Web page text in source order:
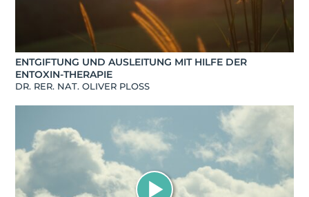
ENTGIFTUNG UND AUSLEITUNG MIT HILFE DER
ENTOXIN-THERAPIE
DR. RER. NAT. OLIVER PLOSS